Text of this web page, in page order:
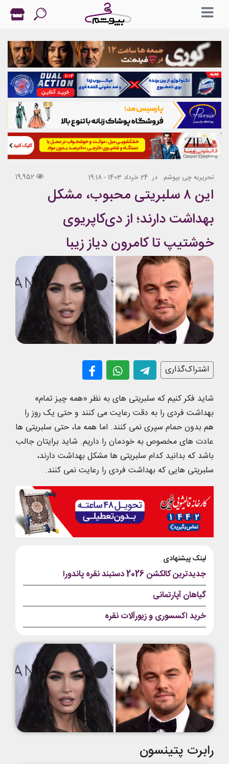
تحریریه چی بپوشم در 24 خرداد 1403 - 19:18 19,952
این ۸ سلبریتی محبوب، مشکل
بهداشت دارند؛ از دی‌کاپریوی
خوشتیپ تا کامرون دیاز زیبا
اشتراک‌گذاری
شاید فکر کنیم که سلبریتی های به نظر «همه چیز تمام»
بهداشت فردی را به دقت رعایت می کنند و حتی یک روز را
هم بدون حمام سپری نمی کنند. اما همه ما، حتی سلبریتی ها
عادت های مخصوص به خودمان را داریم. شاید برایتان جالب
باشد که بدانید کدام سلبریتی ها مشکل بهداشت دارند،
سلبریتی هایی که بهداشت فردی را رعایت نمی کنند.
لینک پیشنهادی
جدیدترین کالکشن 2026 دستبند نقره پاندورا
گیاهان آپارتمانی
خرید اکسسوری و زیورآلات نقره
رابرت پتینسون